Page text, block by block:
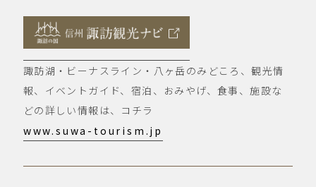
諏訪湖・ビーナスライン・八ヶ岳のみどころ、観光情
報、イベントガイド、宿泊、おみやげ、食事、施設な
どの詳しい情報は、コチラ
www.suwa-tourism.jp